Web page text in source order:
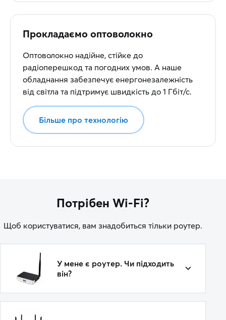
Прокладаємо оптоволокно
Оптоволокно надійне, стійке до
радіоперешкод та погодних умов. А наше
обладнання забезпечує енергонезалежність
від світла та підтримує швидкість до 1 Гбіт/с.
Більше про технологію
Потрібен Wi-Fi?
Щоб користуватися, вам знадобиться тільки роутер.
У мене є роутер. Чи підходить
він?